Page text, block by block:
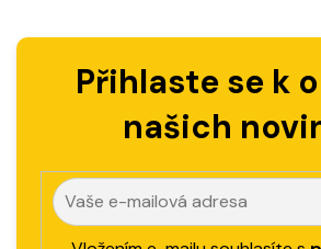
Přihlaste se k
našich